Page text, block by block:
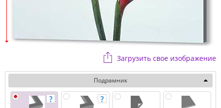
Загрузить свое изображение
Подрамник